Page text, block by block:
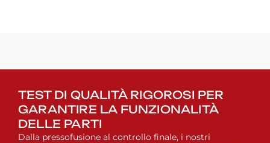
TEST DI QUALITÀ RIGOROSI PER
GARANTIRE LA FUNZIONALITÀ
DELLE PARTI
Dalla pressofusione al controllo finale, i nostri